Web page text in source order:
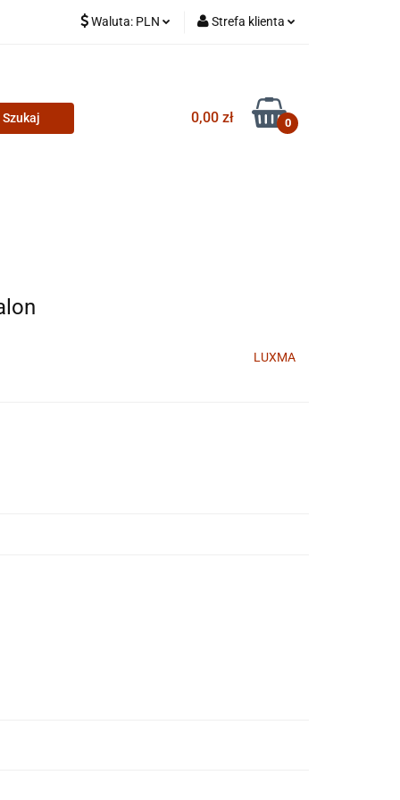
Waluta: PLN Strefa klienta
Zarejestruj się
Dodaj zgłoszenie
0,00 zł 0
LUXMA